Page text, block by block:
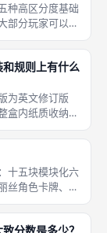
种高区分度基础
部分玩家可以熟
爱丽丝卡牌、版
间游玩容易混
和规则上有什么
为英文修订版
盒内纸质收纳隔
明确妄想症触发
微调部分过强、
十五块模块化六
丝角色卡牌、八
分数代币、起始
长期线下反复游